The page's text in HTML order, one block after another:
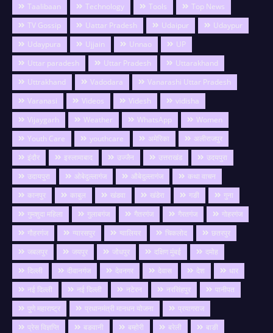
Taalibaan
Technology Tools
Top News
TV Gossip
Uattar Pradesh Udaipur
Udaypur
Udaypura
Ujjain Unnao
UP
Uttar paradesh
Uttar Pradesh
Uttarakhand
Uttrakhand
Vadodara
Vanarashi Uttar Pradesh
Varanasi
Videos Videsh
vidisha
Vijaygarh
Weather WhatsApp
Women
Youth Care
youthcare अमेरिका
अलीराजपुर
इंदौर
इस्लामाबाद उज्जैन उत्तराखंड
उदयपुरा
उदायपुरा
ओबेदुल्लागंज औबेदुल्लागंज
कथा वाचन
कानपुर
काबुल खंडवा खंडेरा गङी
गुना
गुमशुदा महिला
गुलाबगंज गैतरगंज गैरतगंज
गोहरगंज
गौहरगंज
ग्यारसपुर ग्वालियर चिकलोद
छतरपुर
जबलपुर
जयपुर जोधपुर दक्षिण मुंबई
दमोह
दिल्ली
दीवानगंज देवनगर देवास देश
धार
नई दिल्ली
नई दिल्ली नटेरन नरसिंहपुर
पानीपत
पुणे महाराष्ट्र
प्रधानमंत्री मानधन योजना
प्रयागराज
प्रेस विज्ञप्ति
बङवानी बम्होरी बरेली
बाङी